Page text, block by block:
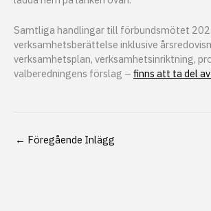
Samtliga handlingar till förbundsmötet
verksamhetsberättelse inklusive
verksamhetsplan, verksamhetsinriktning,
valberedningens förslag – finns att ta del
← Föregående Inlägg